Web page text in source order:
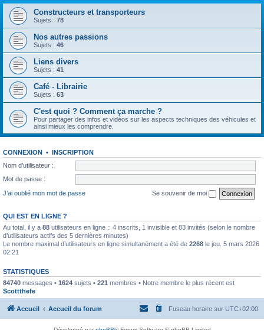
Constructeurs et transporteurs
Sujets : 78
Nos autres passions
Sujets : 46
Liens divers
Sujets : 41
Café - Librairie
Sujets : 63
C'est quoi ? Comment ça marche ?
Pour partager des infos et vidéos sur les aspects techniques des véhicules et
ainsi mieux les comprendre.
CONNEXION • INSCRIPTION
Nom d’utilisateur :
Mot de passe :
J’ai oublié mon mot de passe
Se souvenir de moi
QUI EST EN LIGNE ?
Au total, il y a 88 utilisateurs en ligne :: 4 inscrits, 1 invisible et 83 invités (selon le nombre
d’utilisateurs actifs des 5 dernières minutes)
Le nombre maximal d’utilisateurs en ligne simultanément a été de 2268 le jeu. 5 mars 2026
02:21
STATISTIQUES
84740 messages • 1624 sujets • 221 membres • Notre membre le plus récent est
Scottthefe
Accueil Accueil du forum Fuseau horaire sur UTC+02:00